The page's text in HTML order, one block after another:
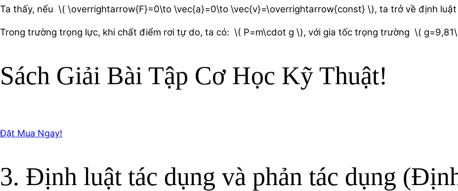
Ta thấy, nếu \( \overrightarrow{F}=0\to \vec{a}=0\to \vec{v}=\overrightarrow{const} \), ta trở về định luật
Trong trường trọng lực, khi chất điểm rơi tự do, ta có: \( P=m\cdot g \), với gia tốc trọng trường \(
Sách Giải Bài Tập Cơ Học Kỹ Thuật!
Đặt Mua Ngay!
3. Định luật tác dụng và phản tác dụng